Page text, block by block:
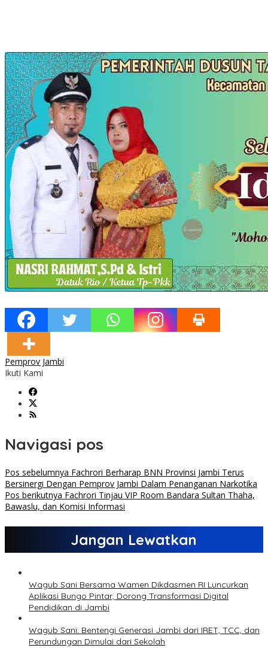
Pemprov Jambi
Ikuti Kami
Navigasi pos
Pos sebelumnya Fachrori Berharap BNN Provinsi Jambi Terus
Bersinergi Dengan Pemprov Jambi Dalam Penanganan Narkotika
Pos berikutnya Fachrori Tinjau VIP Room Bandara Sultan Thaha,
Bawaslu, dan Komisi Informasi
Jangan Lewatkan
Wagub Sani Bersama Wamen Dikdasmen RI Luncurkan
Aplikasi Bungo Pintar, Dorong Transformasi Digital
Pendidikan di Jambi
Wagub Sani: Bentengi Generasi Jambi dari IRET, TCC, dan
Perundungan Dimulai dari Sekolah